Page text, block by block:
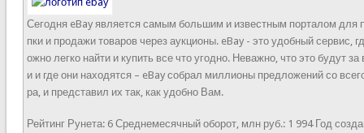
Сегодня eBay является самым большим и известным порталом для
пки и продажи товаров через аукционы. eBay - это удобный сервис,
ожно легко найти и купить все что угодно. Неважно, что это будут
и и где они находятся – eBay собрал миллионы предложений со
ра, и представил их так, как удобно Вам.
Рейтинг Рунета: 6 Среднемесячный оборот, млн руб.: 1 994 Год